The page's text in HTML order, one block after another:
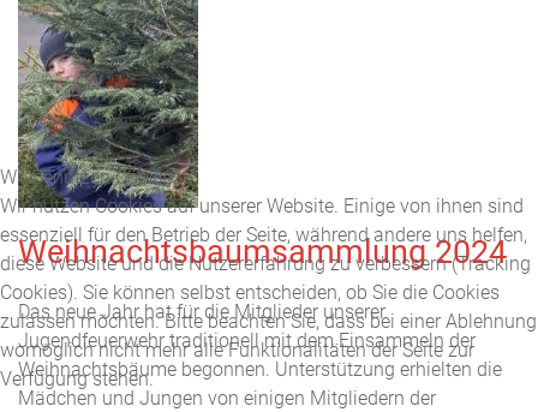
Weihnachtsbaumsammlung 2024
Das neue Jahr hat für die Mitglieder unserer
Jugendfeuerwehr traditionell mit dem Einsammeln der
Weihnachtsbäume begonnen. Unterstützung erhielten die
Mädchen und Jungen von einigen Mitgliedern der
Wir benutzen Cookies
Wir nutzen Cookies auf unserer Website. Einige von ihnen sind
essenziell für den Betrieb der Seite, während andere uns helfen,
diese Website und die Nutzererfahrung zu verbessern (Tracking
Cookies). Sie können selbst entscheiden, ob Sie die Cookies
zulassen möchten. Bitte beachten Sie, dass bei einer Ablehnung
womöglich nicht mehr alle Funktionalitäten der Seite zur
Verfügung stehen.